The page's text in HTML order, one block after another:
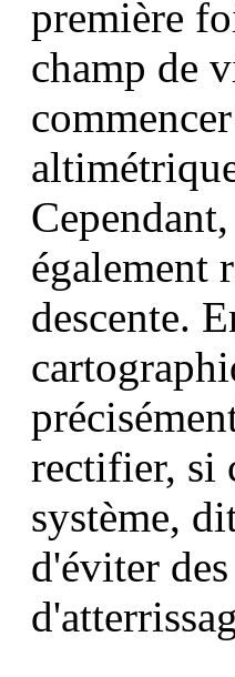
première
champ de
également
descente.
rectifier, si
système,
d'éviter